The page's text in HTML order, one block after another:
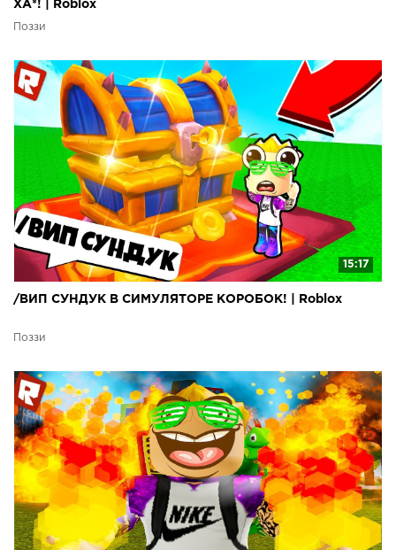
ХА*! | Roblox
Поззи
15:17
/ВИП СУНДУК В СИМУЛЯТОРЕ КОРОБОК! | Roblox
Поззи